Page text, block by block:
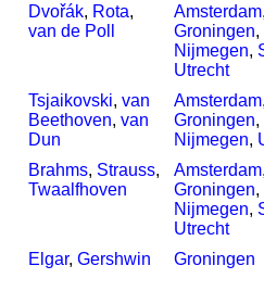
Dvořák, Rota,
van de Poll
Amsterdam
Groningen,
Nijmegen,
Utrecht
Tsjaikovski, van
Beethoven, van
Dun
Amsterdam
Groningen,
Nijmegen,
Brahms, Strauss,
Twaalfhoven
Amsterdam
Groningen,
Nijmegen,
Utrecht
Elgar, Gershwin Groningen